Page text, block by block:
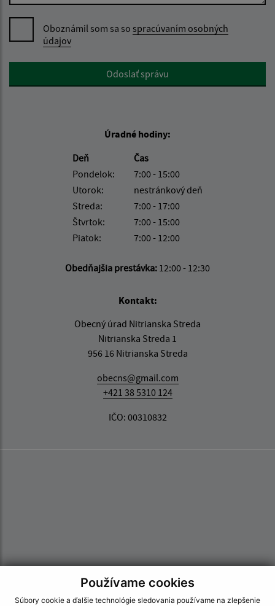
Používame cookies
Súbory cookie a ďalšie technológie sledovania používame na zlepšenie
Oboznámil som sa so spracúvaním osobných
údajov
Google reCaptcha ResponseOdoslať správu
Úradné hodiny:
Deň
Čas
Pondelok:
7:00 - 15:00
Utorok:
nestránkový deň
Streda:
7:00 - 17:00
Štvrtok:
7:00 - 15:00
Piatok:
7:00 - 12:00
Obedňajšia prestávka: 12:00 - 12:30
Kontakt:
Obecný úrad Nitrianska Streda
Nitrianska Streda 1
956 16 Nitrianska Streda
obecns@gmail.com
+421 38 5310 124
IČO: 00310832